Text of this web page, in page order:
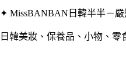
✦ MissBANBAN日韓半半－
日韓美妝、保養品、小物、零